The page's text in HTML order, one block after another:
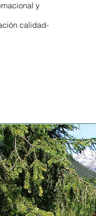
Ambiente
Excelente
precio.
y
calidad-